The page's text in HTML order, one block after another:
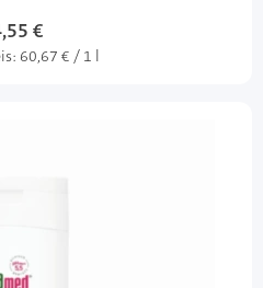
€
60,67 € / 1 l